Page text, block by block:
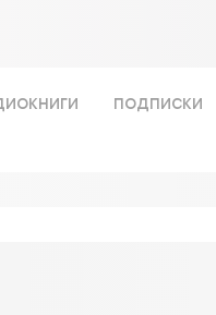
подписки